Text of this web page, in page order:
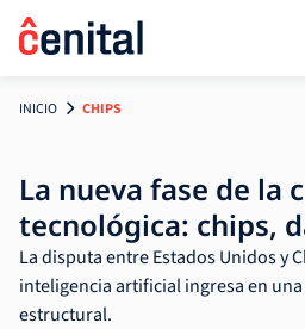
INICIO CHIPS
La nueva fase de la
tecnológica: chips,
La disputa entre Estados Unidos y
inteligencia artificial ingresa en
estructural.